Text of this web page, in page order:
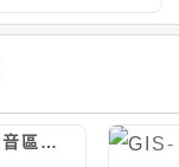
宏泰取得桃園市觀音區工業區段四小段土地，計約15.64億元